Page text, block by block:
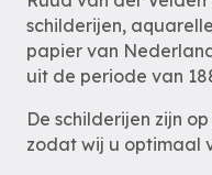
schilderijen,
papier van
uit de periode van
De schilderijen zijn op
zodat wij u optimaal